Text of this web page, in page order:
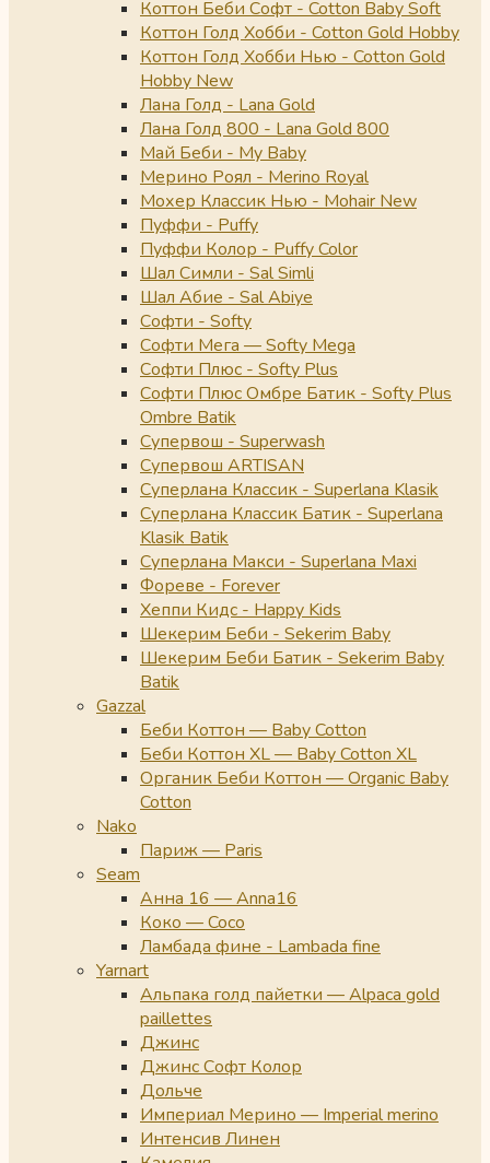
Коттон Беби Софт - Cotton Baby Soft
Коттон Голд Хобби - Cotton Gold Hobby
Коттон Голд Хобби Нью - Cotton Gold
Hobby New
Лана Голд - Lana Gold
Лана Голд 800 - Lana Gold 800
Май Беби - My Baby
Мерино Роял - Merino Royal
Мохер Классик Нью - Mohair New
Пуффи - Puffy
Пуффи Колор - Puffy Color
Шал Симли - Sal Simli
Шал Абие - Sal Abiye
Софти - Softy
Софти Мега — Softy Mega
Софти Плюс - Softy Plus
Софти Плюс Омбре Батик - Softy Plus
Ombre Batik
Супервош - Superwash
Супервош ARTISAN
Суперлана Классик - Superlana Klasik
Суперлана Классик Батик - Superlana
Klasik Batik
Суперлана Макси - Superlana Maxi
Фореве - Forever
Хеппи Кидс - Happy Kids
Шекерим Беби - Sekerim Baby
Шекерим Беби Батик - Sekerim Baby
Batik
Gazzal
Беби Коттон — Baby Cotton
Беби Коттон XL — Baby Cotton XL
Органик Беби Коттон — Organic Baby
Cotton
Nako
Париж — Paris
Seam
Анна 16 — Anna16
Коко — Coco
Ламбада фине - Lambada fine
Yarnart
Альпака голд пайетки — Alpaca gold
paillettes
Джинс
Джинс Софт Колор
Дольче
Империал Мерино — Imperial merino
Интенсив Линен